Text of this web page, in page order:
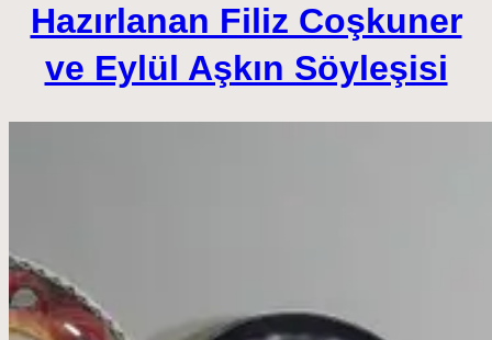
Hazırlanan Filiz Coşkuner
ve Eylül Aşkın Söyleşisi